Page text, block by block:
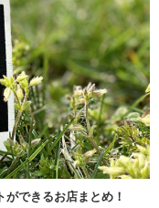
ができるお店まとめ！